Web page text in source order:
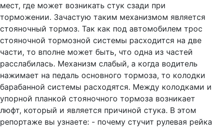
мест, где может возникать стук сзади при
торможении. Зачастую таким механизмом является
стояночный тормоз. Так как под автомобилем трос
стояночной тормозной системы расходится на две
части, то вполне может быть, что одна из частей
расслабилась. Механизм слабый, а когда водитель
нажимает на педаль основного тормоза, то колодки
барабанной системы расходятся. Между колодками и
упорной планкой стояночного тормоза возникает
люфт, который и является причиной стука. В этом
репортаже вы узнаете: - почему стучит рулевая рейка